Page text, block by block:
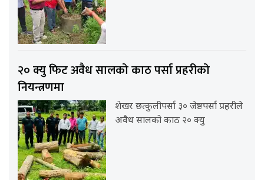
२० क्यु फिट अवैध सालको काठ पर्सा प्रहरीको
नियन्त्रणमा
शेखर छत्कुलीपर्सा ३० जेष्ठपर्सा प्रहरीले
अवैध सालको काठ २० क्यु